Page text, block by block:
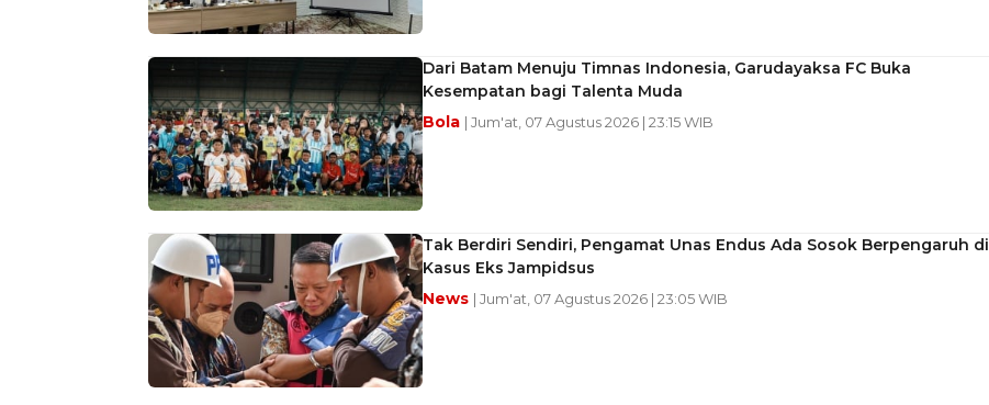
Dari Batam Menuju Timnas Indonesia, Garudayaksa FC Buka
Kesempatan bagi Talenta Muda
Bola | Jum'at, 07 Agustus 2026 | 23:15 WIB
Tak Berdiri Sendiri, Pengamat Unas Endus Ada Sosok Berpengaruh di
Kasus Eks Jampidsus
News | Jum'at, 07 Agustus 2026 | 23:05 WIB